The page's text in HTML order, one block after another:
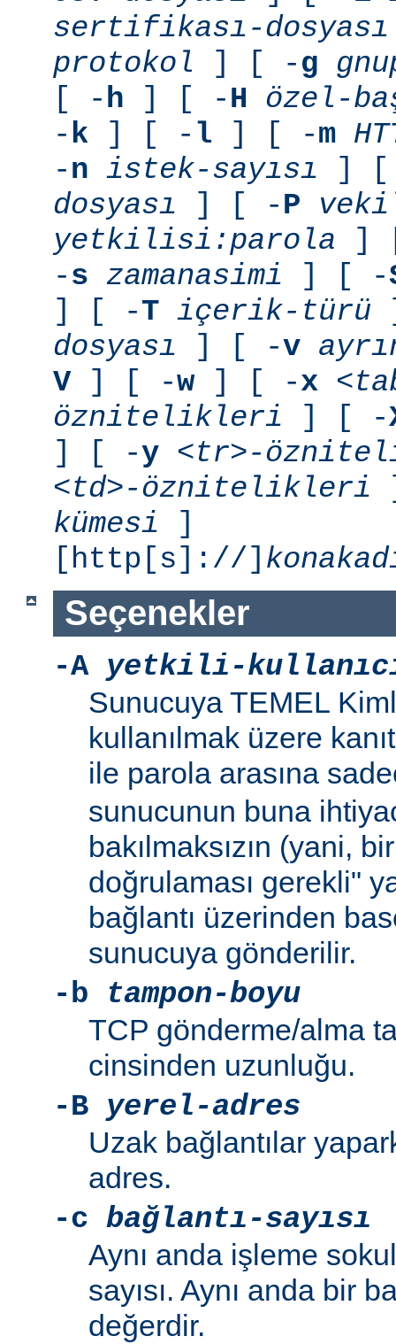
sertifikası-dosyası
protokol ] [ -g
[ -h ] [ -H özel-
-k ] [ - l ] [ -m
-n istek-sayısı ] [
dosyası ] [ -P
yetkilisi:parola ]
-s zamanasimi ] [ -
] [ -T içerik-türü
dosyası ] [ -v
V] [ -w] [ -x
öznitelikleri ] [ -
] [ -y <tr>-
<td>-öznitelikleri
kümesi ]
[http[s]://]
Seçenekler
-A yetkili-
Sunucuya TEMEL
kullanılmak üzere
ile parola arasına
sunucunun buna
bakılmaksızın (yani,
doğrulaması gerekli"
bağlantı üzerinden
sunucuya gönderilir.
-b
tampon-boyu
TCP gönderme/alma
cinsinden uzunluğu.
-B yerel-adres
Uzak bağlantılar
adres.
-c bağlantı-sayısı
Aynı anda işleme
sayısı. Aynı anda bir
değerdir.